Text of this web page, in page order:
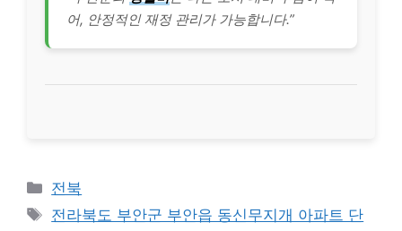
어, 안정적인 재정 관리가 가능합니다.”
Categories
전북
Tags
전라북도 부안군 부안읍 동신무지개 아파트 단